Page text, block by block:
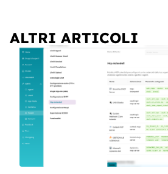
ALTRI ARTICOLI